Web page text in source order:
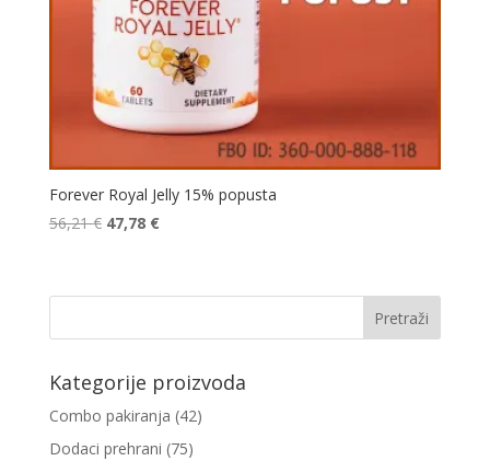
Forever Royal Jelly 15% popusta
56,21€ Izvorna
je:
47,78 €Trenutna
47,78 €.
Kategorije proizvoda
Combo pakiranja (42)
Dodaci prehrani (75)